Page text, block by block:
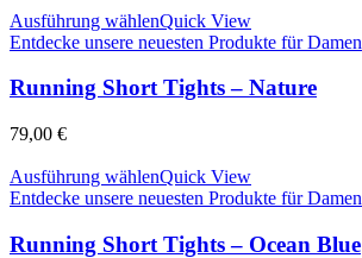
Ausführung wählenQuick View
Entdecke unsere neuesten Produkte für Damen
Running Short Tights – Nature
79,00 €
Ausführung wählenQuick View
Entdecke unsere neuesten Produkte für Damen
Running Short Tights – Ocean Blue